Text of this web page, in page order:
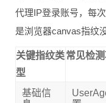
代理IP登录账号，每次
是浏览器canvas指纹
关键指纹类
型
常见检
基础信